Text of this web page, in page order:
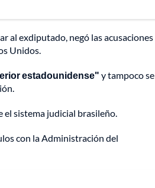
al exdiputado, negó las acusaciones
Unidos.
estadounidense" y tampoco se
el sistema judicial brasileño.
con la Administración del